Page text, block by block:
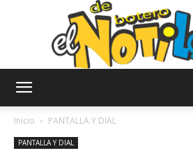
Inicio PANTALLA Y DIAL
PANTALLA Y DIAL